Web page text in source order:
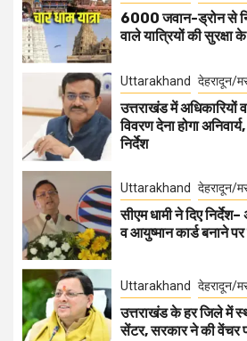
6000 जवान-ड्रोन से
वाले यात्रियों की सुरक्षा
Uttarakhand देहरादून/
उत्तराखंड में अधिकारियों
विवरण देना होगा
निर्देश
Uttarakhand देहरादून/
सीएम धामी ने दिए
व आयुष्मान कार्ड बनाने पर
Uttarakhand देहरादून/
उत्तराखंड के हर जिले में
सेंटर, सरकार ने की वेंचर